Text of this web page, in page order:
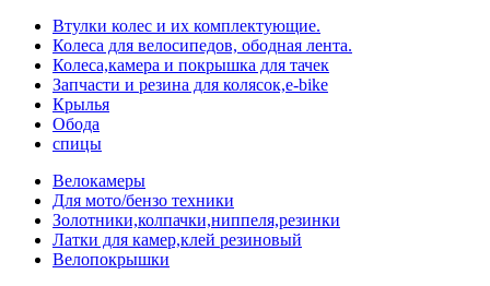
Втулки колес и их комплектующие.
Колеса для велосипедов, ободная лента.
Колеса,камера и покрышка для тачек
Запчасти и резина для колясок,e-bike
Крылья
Обода
спицы
Велокамеры
Для мото/бензо техники
Золотники,колпачки,ниппеля,резинки
Латки для камер,клей резиновый
Велопокрышки